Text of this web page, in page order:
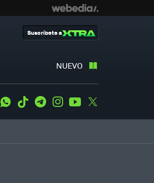
NUEVO
Suscríbete a
WhatsApp
Tiktok TelegramInstagramYoutube